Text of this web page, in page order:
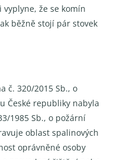
že se komín
běžně stojí pár stovek
č. 320/2015 Sb., o
České republiky nabyla
1985 Sb., o požární
oblast spalinových
oprávněné osoby